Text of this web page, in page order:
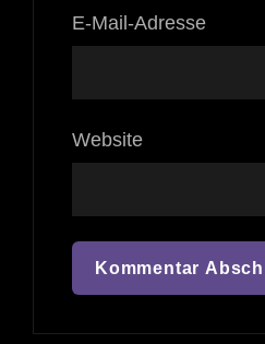
E-Mail-Adresse
Website